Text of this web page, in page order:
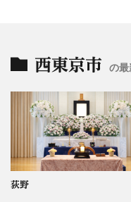
西東京市 の
荻野